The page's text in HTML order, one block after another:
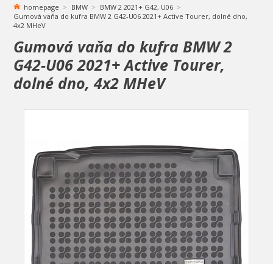
homepage BMW
BMW 2 2021+ G42, U06
Gumová vaňa do kufra BMW 2 G42-U06 2021+ Active Tourer, dolné dno,
4x2 MHeV
Gumová vaňa do kufra BMW 2
G42-U06 2021+ Active Tourer,
dolné dno, 4x2 MHeV